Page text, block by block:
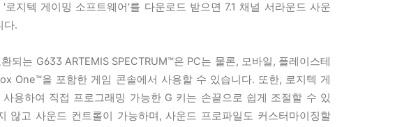
로지텍 게이밍 소프트웨어'를 다운로드 받으면 7.1 채널 서라운드 사운
다.
되는 G633 ARTEMIS SPECTRUM™은 PC는 물론, 모바일, 플레이스테
One™을 포함한 게임 콘솔에서 사용할 수 있습니다. 또한, 로지텍 게
용하여 직접 프로그래밍 가능한 G 키는 손끝으로 쉽게 조절할 수 있
않고 사운드 컨트롤이 가능하며, 사운드 프로파일도 커스터마이징할